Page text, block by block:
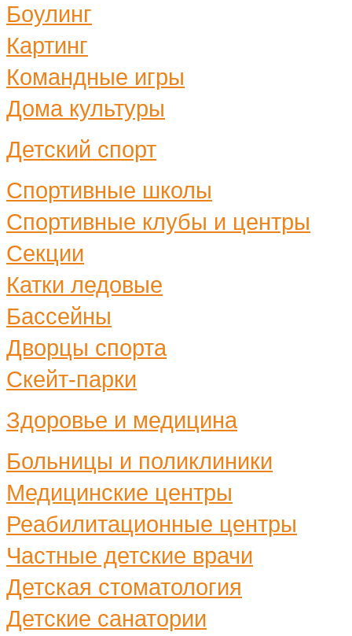
Боулинг
Картинг
Командные игры
Дома культуры
Детский спорт
Спортивные школы
Спортивные клубы и центры
Секции
Катки ледовые
Бассейны
Дворцы спорта
Скейт-парки
Здоровье и медицина
Больницы и поликлиники
Медицинские центры
Реабилитационные центры
Частные детские врачи
Детская стоматология
Детские санатории